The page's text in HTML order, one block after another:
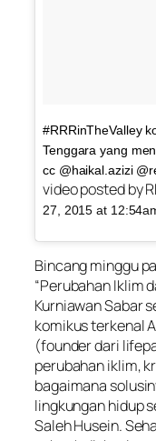
#RRRinTheValley
Tenggara yang
cc @haikal.azizi
video posted by
27, 2015 at
Bincang minggu
“Perubahan Iklim
Kurniawan Sabar
komikus terkenal
(founder dari
perubahan iklim,
bagaimana
lingkungan hidup
Saleh Husein.